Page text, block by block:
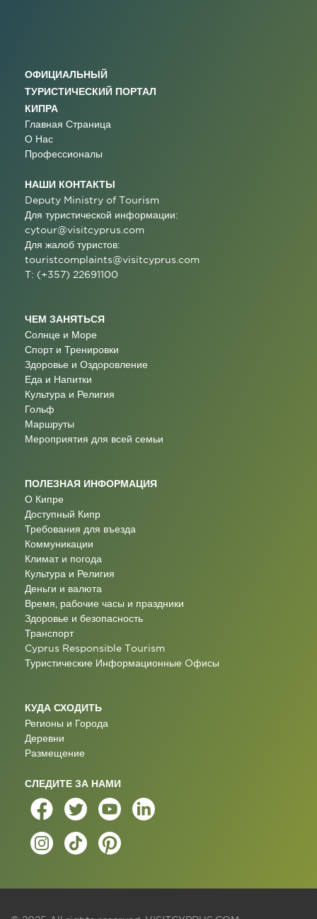
ОФИЦИАЛЬНЫЙ
ТУРИСТИЧЕСКИЙ ПОРТАЛ
КИПРА
Главная Страница
О Нас
Профессионалы
НАШИ КОНТАКТЫ
Deputy Ministry of Tourism
Для туристической информации:
cytour@visitcyprus.com
Для жалоб туристов:
touristcomplaints@visitcyprus.com
T: (+357) 22691100
ЧЕМ ЗАНЯТЬСЯ
Солнце и Море
Спорт и Тренировки
Здоровье и Оздоровление
Еда и Напитки
Культура и Религия
Гольф
Маршруты
Мероприятия для всей семьи
ПОЛЕЗНАЯ ИНФОРМАЦИЯ
О Кипре
Доступный Кипр
Требования для въезда
Коммуникации
Климат и погода
Культура и Религия
Деньги и валюта
Время, рабочие часы и праздники
Здоровье и безопасность
Транспорт
Cyprus Responsible Tourism
Туристические Информационные Oфисы
КУДА СХОДИТЬ
Регионы и Города
Деревни
Размещение
СЛЕДИТЕ ЗА НАМИ